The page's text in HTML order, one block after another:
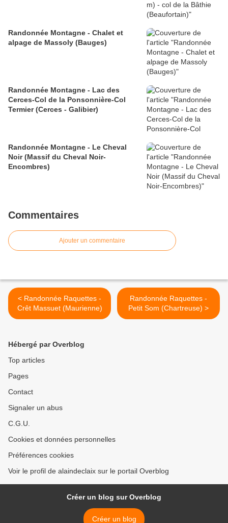
Randonnée Montagne - Chalet et
alpage de Massoly (Bauges)
Randonnée Montagne - Lac des
Cerces-Col de la Ponsonnière-Col
Termier (Cerces - Galibier)
Randonnée Montagne - Le Cheval
Noir (Massif du Cheval Noir-
Encombres)
Commentaires
Ajouter un commentaire
< Randonnée Raquettes -
Crêt Massuet (Maurienne)
Randonnée Raquettes -
Petit Som (Chartreuse) >
Hébergé par Overblog
Top articles
Pages
Contact
Signaler un abus
C.G.U.
Cookies et données personnelles
Préférences cookies
Voir le profil de alaindeclaix sur le portail Overblog
Créer un blog sur Overblog
Créer un blog